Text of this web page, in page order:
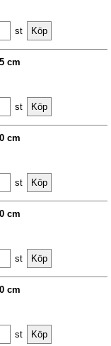
st
cm
st
cm
st
cm
st
cm
st